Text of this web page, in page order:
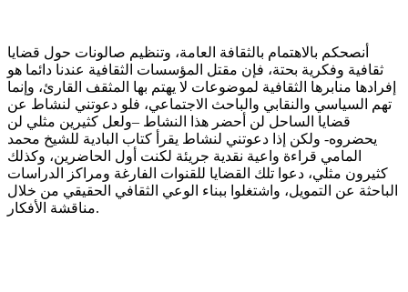
أنصحكم بالاهتمام بالثقافة العامة، وتنظيم صالونات حول قضايا
ثقافية وفكرية بحتة، فإن مقتل المؤسسات الثقافية عندنا دائما هو
إفرادها منابرها الثقافية لموضوعات لا يهتم بها المثقف القارئ، وإنما
تهم السياسي والنقابي والباحث الاجتماعي، فلو دعوتني لنشاط عن
قضايا الساحل لن أحضر هذا النشاط –ولعل كثيرين مثلي لن
يحضروه- ولكن إذا دعوتني لنشاط يقرأ كتاب البادية للشيخ محمد
المامي قراءة واعية نقدية جريئة لكنت أول الحاضرين، وكذلك
كثيرون مثلي، دعوا تلك القضايا للقنوات الفارغة ومراكز الدراسات
الباحثة عن التمويل، واشتغلوا ببناء الوعي الثقافي الحقيقي من خلال
مناقشة الأفكار.